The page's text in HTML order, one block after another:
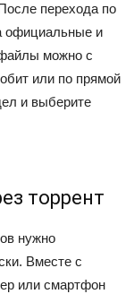
перехода по
официальные и
можно с
или по прямой
и выберите
торрент
нужно
Вместе с
или смартфон